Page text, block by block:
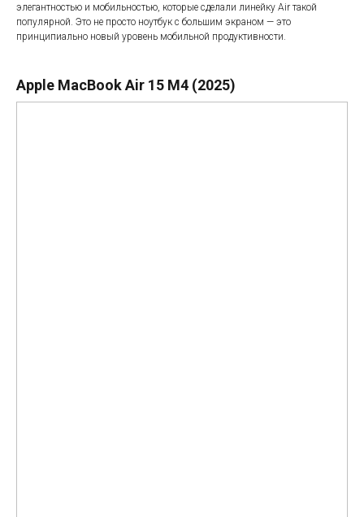
элегантностью и мобильностью, которые сделали линейку Air такой
популярной. Это не просто ноутбук с большим экраном — это
принципиально новый уровень мобильной продуктивности.
Apple MacBook Air 15 M4 (2025)